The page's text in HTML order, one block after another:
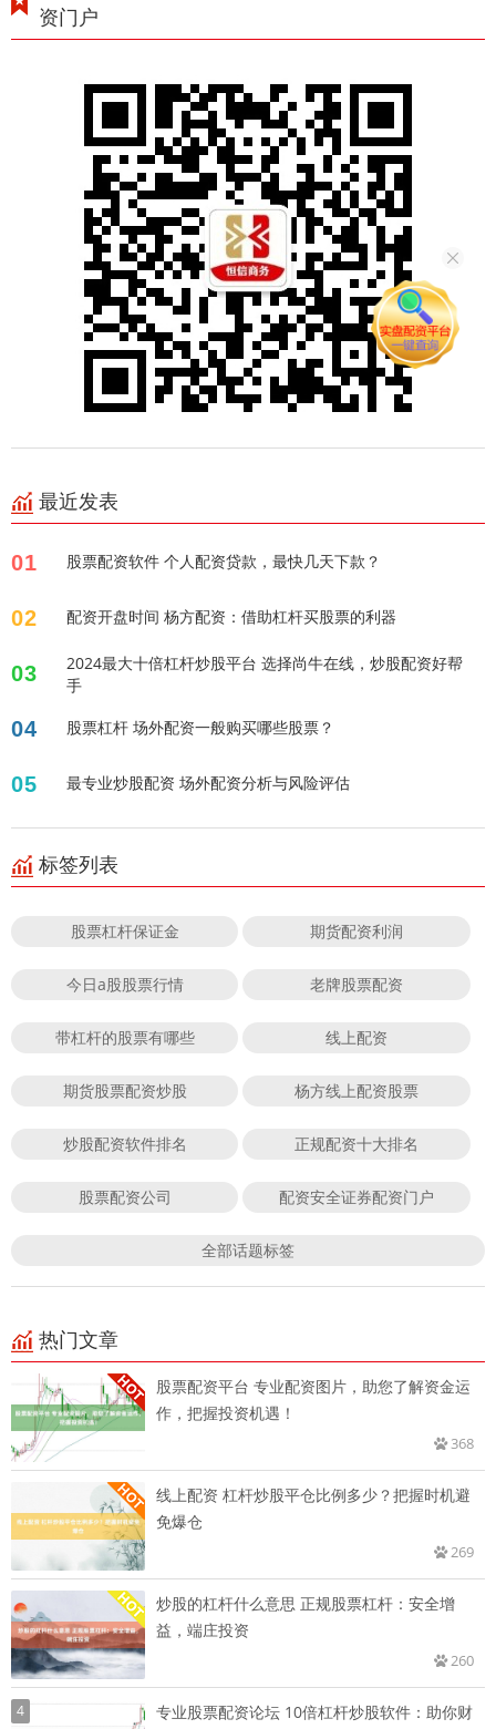
资门户
最近发表
01 股票配资软件 个人配资贷款，最快几天下款？
02 配资开盘时间 杨方配资：借助杠杆买股票的利器
03
2024最大十倍杠杆炒股平台 选择尚牛在线，炒股配资好帮
手
04 股票杠杆 场外配资一般购买哪些股票？
05 最专业炒股配资 场外配资分析与风险评估
标签列表
股票杠杆保证金 期货配资利润
今日a股股票行情 老牌股票配资
带杠杆的股票有哪些 线上配资
期货股票配资炒股 杨方线上配资股票
炒股配资软件排名 正规配资十大排名
股票配资公司 配资安全证券配资门户
全部话题标签
热门文章
股票配资平台 专业配资图片，助您了解资金运
作，把握投资机遇！
368
线上配资 杠杆炒股平仓比例多少？把握时机避
免爆仓
269
炒股的杠杆什么意思 正规股票杠杆：安全增
益，端庄投资
260
4
专业股票配资论坛 10倍杠杆炒股软件：助你财